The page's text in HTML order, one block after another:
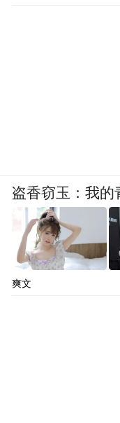
盗香窃玉：我的
爽文